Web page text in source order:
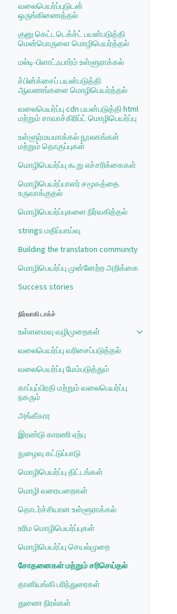
வலைபெயர்ப்புடுடன்
ஒருங்கிணைத்தல்
குனு கெட்டடெக்ச்ட் பயன்படுத்தி
மென்பொருளை மொழிபெயர்த்தல்
மல்டி-பிளாட்ஃபார்ம் உள்ளூராக்கல்
ச்பின்க்சைப் பயன்படுத்தி
ஆவணங்களை மொழிபெயர்த்தல்
வலைபெயர்ப்பு cdn பயன்படுத்தி html
மற்றும் சாவாச்கிரிப்ட் மொழிபெயர்ப்பு
உள்ளூர்மயமாக்கல் நூலகங்கள்
மற்றும் தொகுப்புகள்
மொழிபெயர்ப்பு கூறு எச்சரிக்கைகள்
மொழிபெயர்ப்பாளர் சமூகத்தை
உருவாக்குதல்
மொழிபெயர்ப்புகளை நிர்வகித்தல்
strings மதிப்பாய்வு
Building the translation community
மொழிபெயர்ப்பு முன்னேற்ற அறிக்கை
Success stories
நிர்வாகி டாக்ச்
உள்ளமைவு வழிமுறைகள்
வலைபெயர்ப்பு வரிசைப்படுத்தல்
வலைபெயர்ப்பு மேம்படுத்தும்
காப்புப்பிரதி மற்றும் வலைபெயர்ப்பு
நகரும்
அங்கீகார
இரண்டு காரணி ஏற்பு
நுழைவு கட்டுப்பாடு
மொழிபெயர்ப்பு திட்டங்கள்
மொழி வரையறைகள்
தொடர்ச்சியான உள்ளூராக்கல்
உரிம மொழிபெயர்ப்புகள்
மொழிபெயர்ப்பு செயல்முறை
சோதனைகள் மற்றும் சரிசெய்தல்
தானியங்கி பரிந்துரைகள்
துணை நிரல்கள்